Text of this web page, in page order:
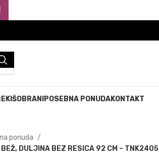
KIŠOBRANI POSEBNA PONUDAKONTAKT
ponuda
BEŽ, DULJINA BEZ RESICA 92 CM – TNK2405